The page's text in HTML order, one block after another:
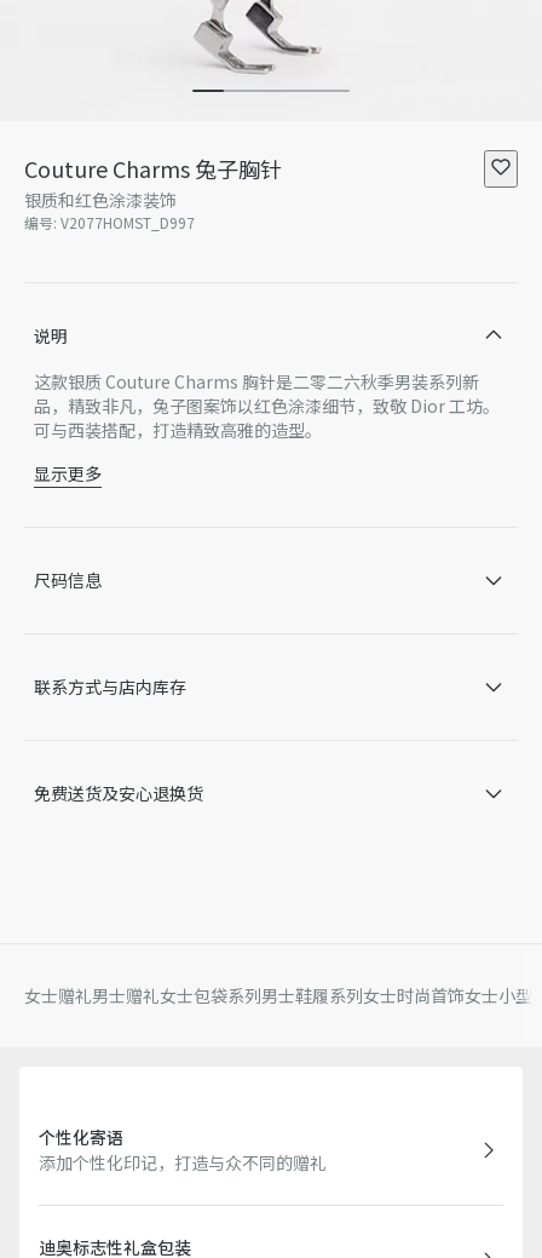
Couture Charms 兔子胸针
银质和红色涂漆装饰
编号: V2077HOMST_D997
说明
这款银质 Couture Charms 胸针是二零二六秋季男装系列新
品，精致非凡，兔子图案饰以红色涂漆细节，致敬 Dior 工坊。
可与西装搭配，打造精致高雅的造型。
兔子图案饰以红色涂漆细节
葡萄牙制造
显示更多
尺码信息
联系方式与店内库存
免费送货及安心退换货
女士赠礼男士赠礼女士包袋系列男士鞋履系列女士时尚首饰女士小型
个性化寄语
添加个性化印记，打造与众不同的赠礼
迪奥标志性礼盒包装